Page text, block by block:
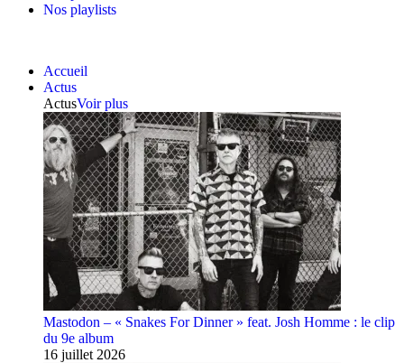
Nos playlists
Accueil
Actus
ActusVoir plus
Mastodon – « Snakes For Dinner » feat. Josh Homme : le clip
du 9e album
16 juillet 2026